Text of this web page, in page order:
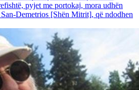
pyjet me portokaj, mora udhën
Demetrios [Shën Mitrit], që ndodhen